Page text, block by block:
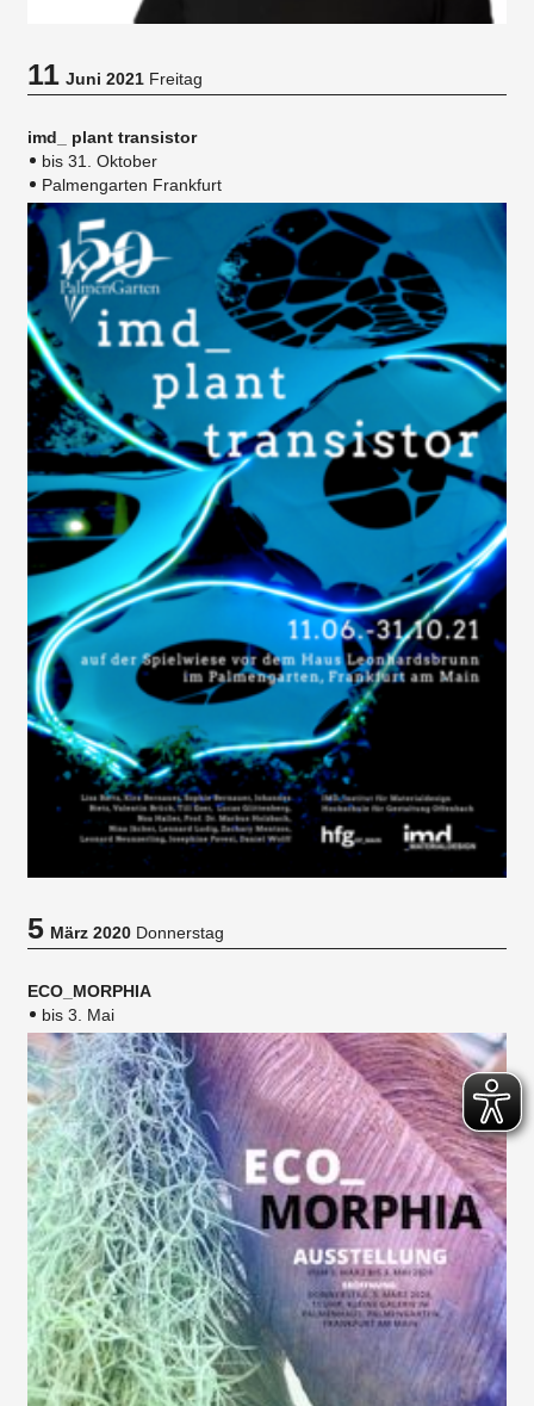
11Juni 2021 Freitag
imd_ plant transistor
bis 31. Oktober
Palmengarten Frankfurt
5März 2020 Donnerstag
ECO_MORPHIA
bis 3. Mai